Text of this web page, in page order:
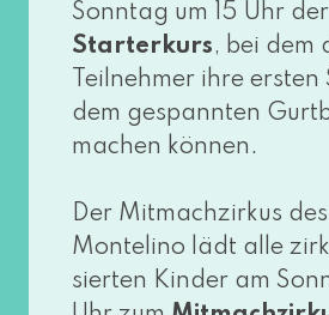
Sonntag um 15 Uhr der
Starterkurs, bei dem
Teilnehmer ihre
dem gespann­ten
machen kön­nen.
Der Mitmachzirkus
Montelino lädt alle
sier­ten Kinder am